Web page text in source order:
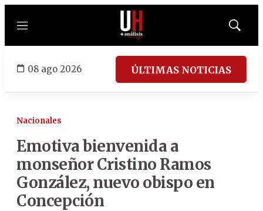
Menú
Mostrar
08 ago 2026 ÚLTIMAS NOTICIAS
Nacionales
Emotiva bienvenida a
monseñor Cristino Ramos
González, nuevo obispo en
Concepción